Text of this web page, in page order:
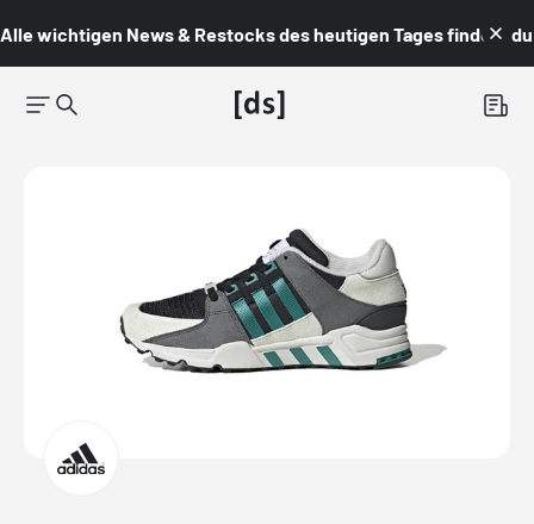
Alle wichtigen News & Restocks des heutigen Tages findest du